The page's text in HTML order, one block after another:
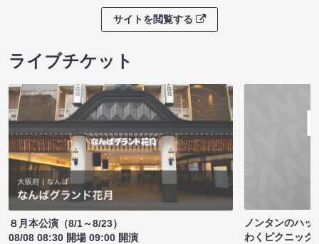
サイトを閲覧する
ライブチケット
８月本公演（8/1～8/23）
08/08 08:30 開場 09:00 開演
ノンタンのハッ
わくピクニック